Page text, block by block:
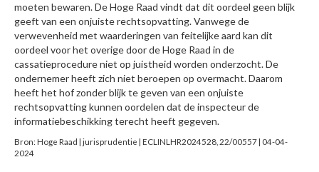
moeten bewaren. De Hoge Raad vindt dat dit oordeel geen blijk
geeft van een onjuiste rechtsopvatting. Vanwege de
verwevenheid met waarderingen van feitelijke aard kan dit
oordeel voor het overige door de Hoge Raad in de
cassatieprocedure niet op juistheid worden onderzocht. De
ondernemer heeft zich niet beroepen op overmacht. Daarom
heeft het hof zonder blijk te geven van een onjuiste
rechtsopvatting kunnen oordelen dat de inspecteur de
informatiebeschikking terecht heeft gegeven.
Bron: Hoge Raad | jurisprudentie | ECLINLHR2024528, 22/00557 | 04-04-
2024